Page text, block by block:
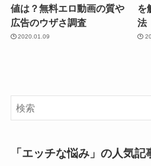
値は？無料エロ動画の質や
広告のウザさ調査
2020.01.09
を
法
「エッチな悩み」の人気記